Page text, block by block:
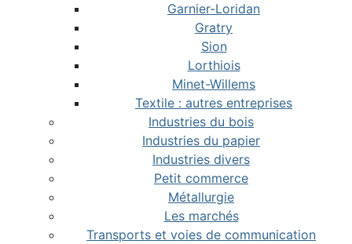
Garnier-Loridan
Gratry
Sion
Lorthiois
Minet-Willems
Textile : autres entreprises
Industries du bois
Industries du papier
Industries divers
Petit commerce
Métallurgie
Les marchés
Transports et voies de communication